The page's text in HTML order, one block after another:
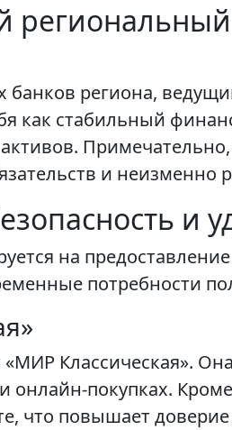
региона,
как стабильный
и неизменно
и
на
потребности
Классическая».
покупках.
что повышает